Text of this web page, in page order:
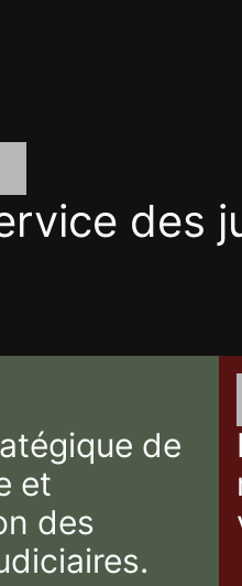
des
de
et
des